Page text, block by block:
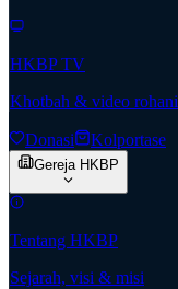
HKBP TV
Khotbah & video rohani
Donasi Kolportase
Gereja HKBP
Tentang HKBP
Sejarah, visi & misi